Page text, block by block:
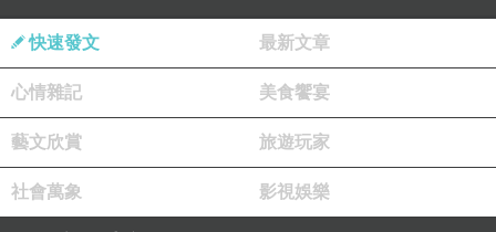
快速發文 最新文章
心情雜記 美食饗宴
藝文欣賞 旅遊玩家
社會萬象 影視娛樂